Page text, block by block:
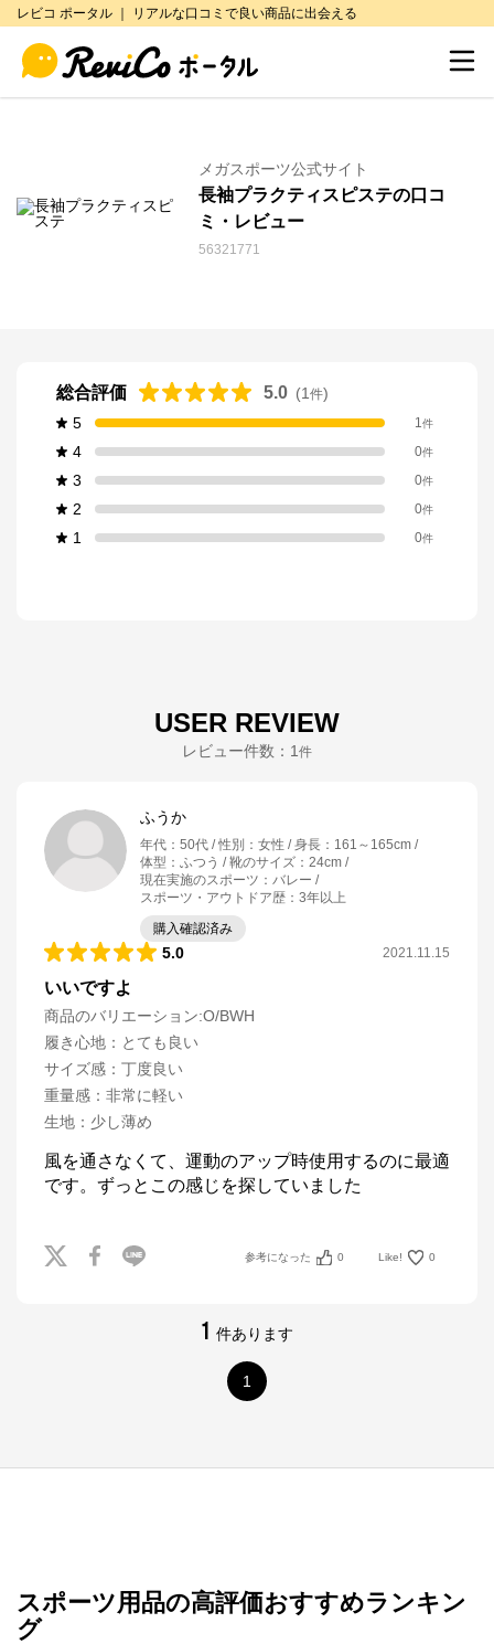
レビコ ポータル ｜ リアルな口コミで良い商品に出会える
メガスポーツ公式サイト
長袖プラクティスピステの口コ
ミ・レビュー
56321771
総合評価 5.0 (1 件)
5
1件
4 0件
3 0件
2 0件
1 0件
USER REVIEW
レビュー件数： 1 件
ふうか
年代 ： 50代 性別 ： 女性 身長 ： 161～165cm
体型 ： ふつう 靴のサイズ ： 24cm
現在実施のスポーツ ： バレー
スポーツ・アウトドア歴 ： 3年以上
購入確認済み
5.0 2021.11.15
いいですよ
商品のバリエーション:O/BWH
履き心地 ： とても良い
サイズ感 ： 丁度良い
重量感 ： 非常に軽い
生地 ： 少し薄め
風を通さなくて、運動のアップ時使用するのに最適
です。ずっとこの感じを探していました
参考になった 0 Like! 0
1 件あります
1
スポーツ用品の高評価おすすめランキン
グ